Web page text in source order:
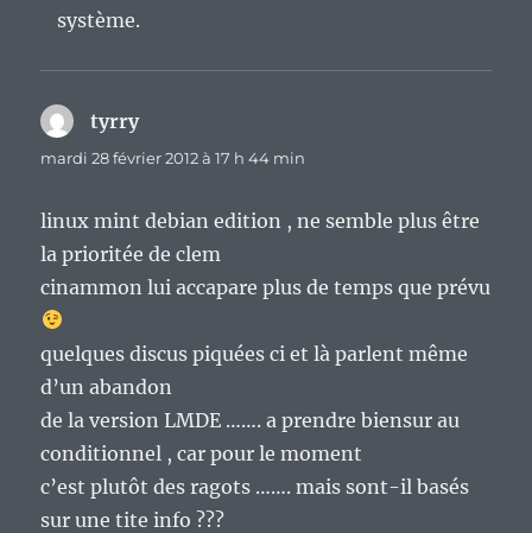
système.
tyrrydit :
mardi 28 février 2012 à 17 h 44 min
linux mint debian edition , ne semble plus être
la prioritée de clem
cinammon lui accapare plus de temps que prévu
quelques discus piquées ci et là parlent même
d’un abandon
de la version LMDE ……. a prendre biensur au
conditionnel , car pour le moment
c’est plutôt des ragots ……. mais sont-il basés
sur une tite info ???